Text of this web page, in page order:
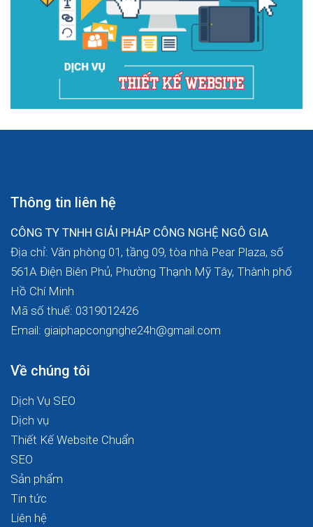
Thông tin liên hệ
CÔNG TY TNHH GIẢI PHÁP CÔNG NGHỆ NGÔ GIA
Địa chỉ: Văn phòng 01, tầng 09, tòa nhà Pear Plaza, số
561A Điện Biên Phủ, Phường Thạnh Mỹ Tây, Thành phố
Hồ Chí Minh
Mã số thuế: 0319012426
Email: giaiphapcongnghe24h@gmail.com
Về chúng tôi
Dịch Vụ SEO
Dịch vụ
Thiết Kế Website Chuẩn
SEO
Sản phẩm
Tin tức
Liên hệ